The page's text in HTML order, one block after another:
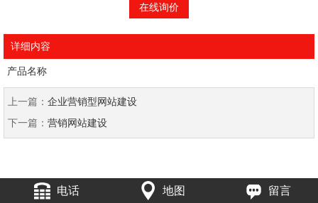
在线询价
详细内容
产品名称
上一篇： 企业营销型网站建设
下一篇： 营销网站建设
电话 地图 留言